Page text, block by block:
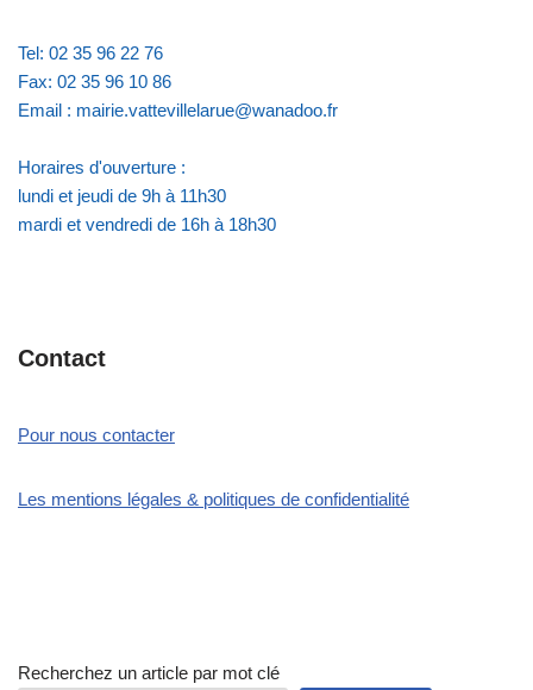
Tel: 02 35 96 22 76
Fax: 02 35 96 10 86
Email : mairie.vattevillelarue@wanadoo.fr
Horaires d'ouverture :
lundi et jeudi de 9h à 11h30
mardi et vendredi de 16h à 18h30
Contact
Pour nous contacter
Les mentions légales & politiques de confidentialité
Recherchez un article par mot clé